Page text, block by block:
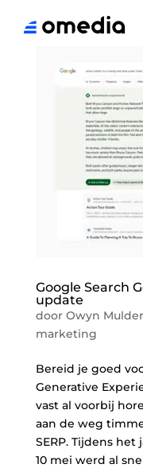
Google Search
update
door Owyn Mulder
marketing
Bereid je goed
Generative
vast al voorbij
aan de weg
SERP. Tijdens
10 mei werd al